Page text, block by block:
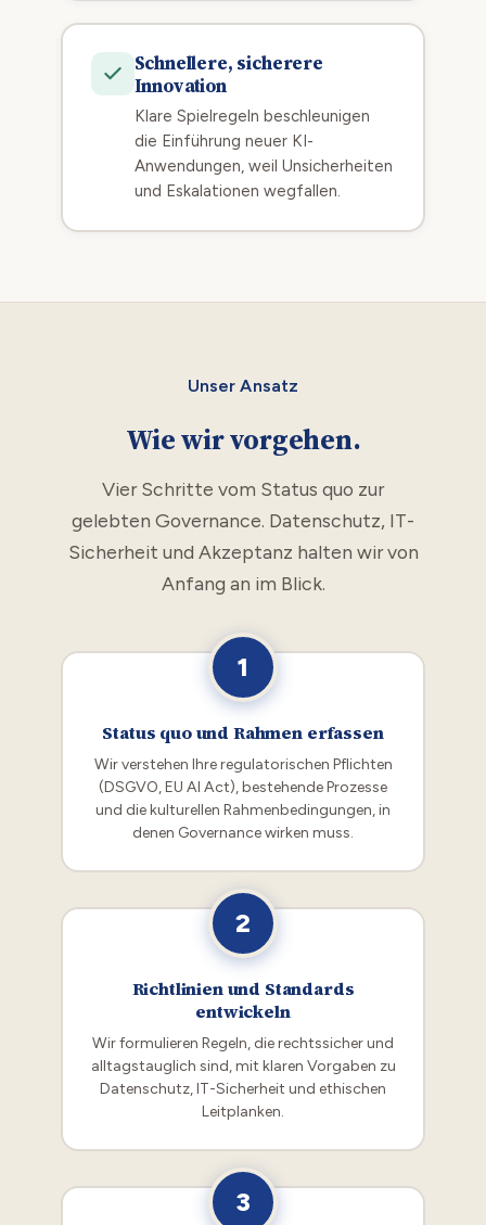
Schnellere, sicherere
Innovation
Klare Spielregeln beschleunigen
die Einführung neuer KI-
Anwendungen, weil Unsicherheiten
und Eskalationen wegfallen.
Unser Ansatz
Wie wir vorgehen.
Vier Schritte vom Status quo zur
gelebten Governance. Datenschutz, IT-
Sicherheit und Akzeptanz halten wir von
Anfang an im Blick.
1
Status quo und Rahmen erfassen
Wir verstehen Ihre regulatorischen Pflichten
(DSGVO, EU AI Act), bestehende Prozesse
und die kulturellen Rahmenbedingungen, in
denen Governance wirken muss.
2
Richtlinien und Standards
entwickeln
Wir formulieren Regeln, die rechtssicher und
alltagstauglich sind, mit klaren Vorgaben zu
Datenschutz, IT-Sicherheit und ethischen
Leitplanken.
3